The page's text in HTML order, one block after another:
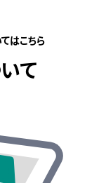
はこちら
て